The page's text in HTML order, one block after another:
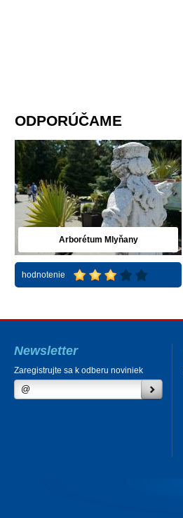
ODPORÚČAME
Arborétum Mlyňany
hodnotenie
Newsletter
Zaregistrujte sa k odberu noviniek